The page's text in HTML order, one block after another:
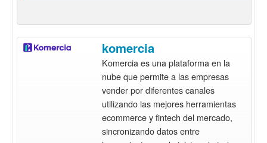
komercia
Komercia es una plataforma en la
nube que permite a las empresas
vender por diferentes canales
utilizando las mejores herramientas
ecommerce y fintech del mercado,
sincronizando datos entre